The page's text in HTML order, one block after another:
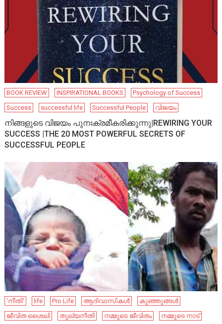
BOOK REVIEW INSPIRATIONAL BOOKS
Psychology of Success
Success
successful life Successful People വിജയം
നിങ്ങളുടെ വിജയം പുനഃക്രമീകരിക്കുന്നു|REWIRING YOUR
SUCCESS |THE 20 MOST POWERFUL SECRETS OF
SUCCESSFUL PEOPLE
'നീതി' life Pro Life ആദിവാസികൾ
കുഞ്ഞുങ്ങൾ
ജീവിത ശൈലി
തുല്യനീതി നമ്മുടെ ജീവിതം
നമ്മുടെ നാട്‌